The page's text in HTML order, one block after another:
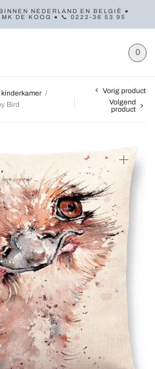
NEDERLAND EN BELGIË ●
MK DE KOOG ● 📞 0222-36 53 95
0
/
Bird
Vorig product
Volgend
product